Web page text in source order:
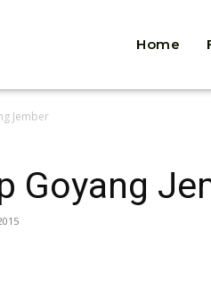
Home
Jember
Goyang